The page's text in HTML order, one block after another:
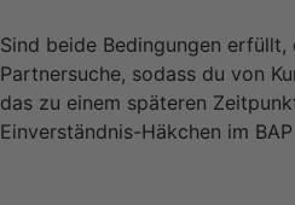
Sind beide Bedingungen
Partnersuche, sodass du von
das zu einem späteren
Einverständnis-Häkchen im